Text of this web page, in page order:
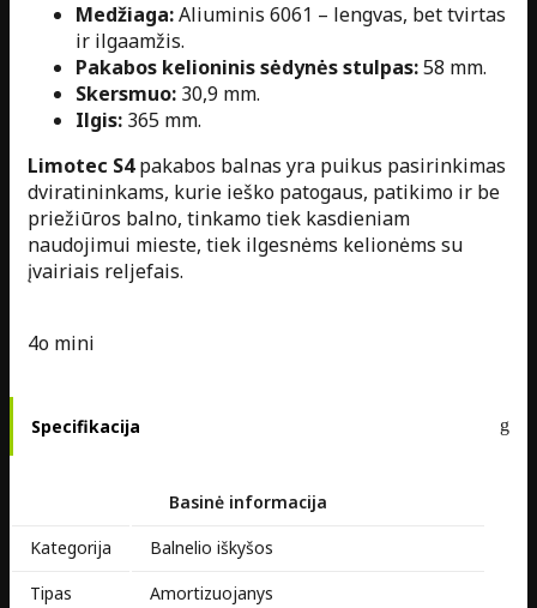
Medžiaga:Aliuminis 6061 – lengvas, bet tvirtas
ir ilgaamžis.
Pakabos kelioninis sėdynės stulpas:58 mm.
Skersmuo: 30,9 mm.
Ilgis: 365 mm.
Limotec S4pakabos balnas yra puikus pasirinkimas
dviratininkams, kurie ieško patogaus, patikimo ir be
priežiūros balno, tinkamo tiek kasdieniam
naudojimui mieste, tiek ilgesnėms kelionėms su
įvairiais reljefais.
4o mini
Specifikacija
Basinė informacija
Kategorija
Balnelio iškyšos
Tipas
Amortizuojanys